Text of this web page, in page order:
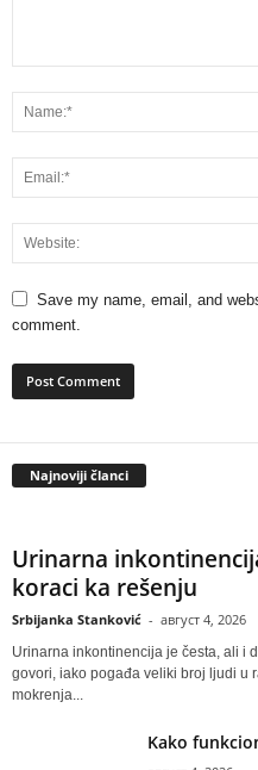
Save my name, email, and
comment.
Najnoviji članci
Urinarna
koraci ka rešenju
Srbijanka Stanković - август 4, 2026
Urinarna inkontinencija je česta, ali i
govori, iako pogađa veliki broj ljudi u
mokrenja...
Kako